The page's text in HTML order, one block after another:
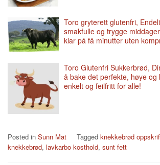
Toro gryterett glutenfri,
smakfulle og trygge
klar på få minutter uten
Toro Glutenfri Sukkerbrød,
å bake det perfekte, høye og
enkelt og feilfritt for alle!
Posted in Sunn Mat Tagged knekkebrød
knekkebrød, lavkarbo kosthold, sunt fett